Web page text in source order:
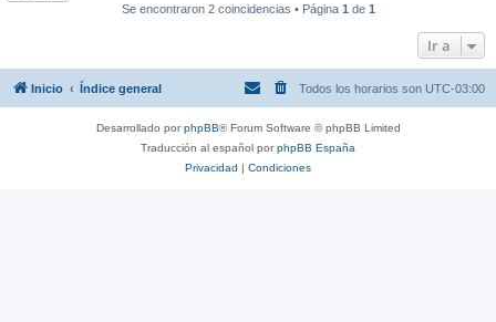
Se encontraron 2 coincidencias • Página 1 de 1
Ir a
Inicio Índice general Todos los horarios son UTC-03:00
Desarrollado porphpBB® Forum Software © phpBB Limited
Traducción al español porphpBB España
Privacidad | Condiciones